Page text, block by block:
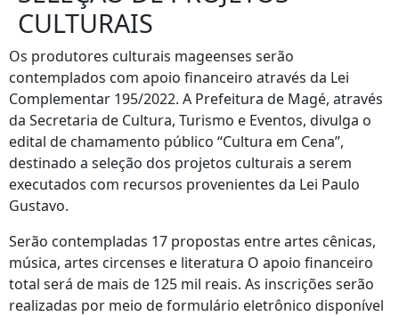
CULTURAIS
Os produtores culturais mageenses serão
contemplados com apoio financeiro através da Lei
Complementar 195/2022. A Prefeitura de Magé, através
da Secretaria de Cultura, Turismo e Eventos, divulga o
edital de chamamento público “Cultura em Cena”,
destinado a seleção dos projetos culturais a serem
executados com recursos provenientes da Lei Paulo
Gustavo.
Serão contempladas 17 propostas entre artes cênicas,
música, artes circenses e literatura O apoio financeiro
total será de mais de 125 mil reais. As inscrições serão
realizadas por meio de formulário eletrônico disponível